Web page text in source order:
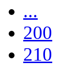
...
200
210